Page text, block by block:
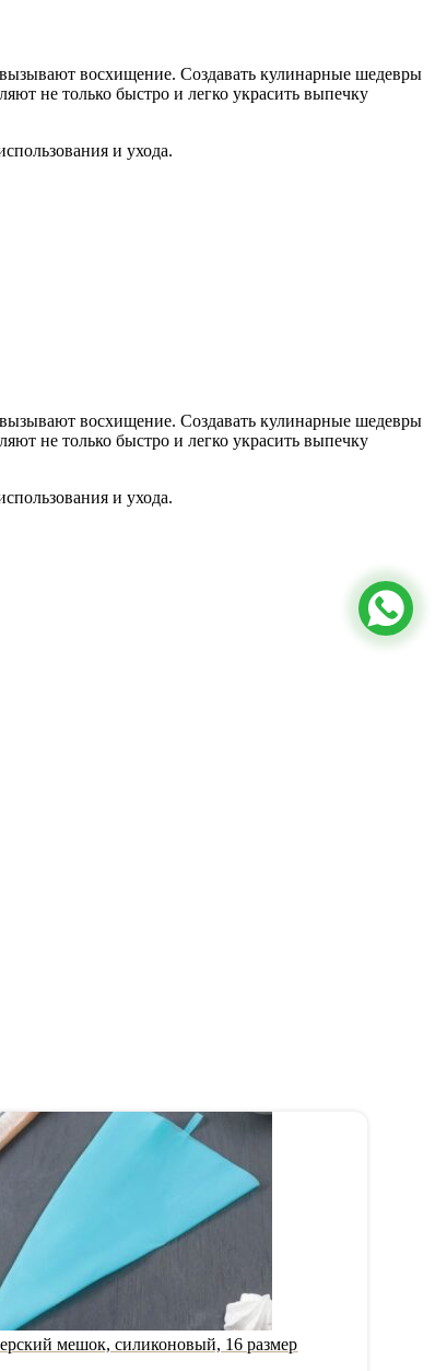
восхищение. Создавать кулинарные шедевры
не только быстро и легко украсить выпечку
и ухода.
восхищение. Создавать кулинарные шедевры
не только быстро и легко украсить выпечку
и ухода.
мешок, силиконовый, 16 размер